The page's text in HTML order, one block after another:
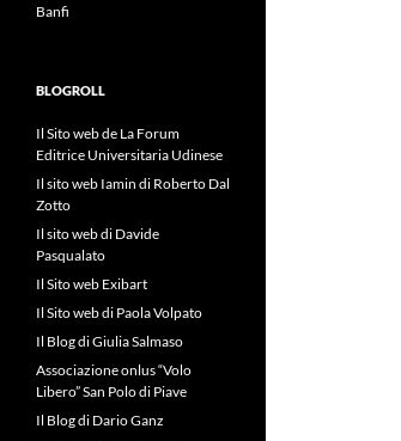
Banfi
BLOGROLL
Il Sito web de La Forum
Editrice Universitaria Udinese
Il sito web Iamin di Roberto Dal
Zotto
Il sito web di Davide
Pasqualato
Il Sito web Exibart
Il Sito web di Paola Volpato
Il Blog di Giulia Salmaso
Associazione onlus “Volo
Libero” San Polo di Piave
Il Blog di Dario Ganz